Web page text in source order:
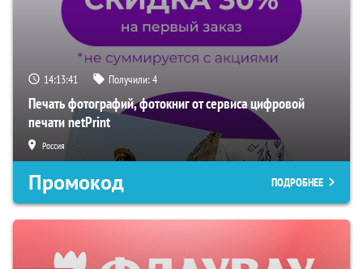
14:13:40 Получили:4
Печать фотографий, фотокниг от сервиса цифровой
печати netPrint
Россия
Промокод ПОДРОБНЕЕ